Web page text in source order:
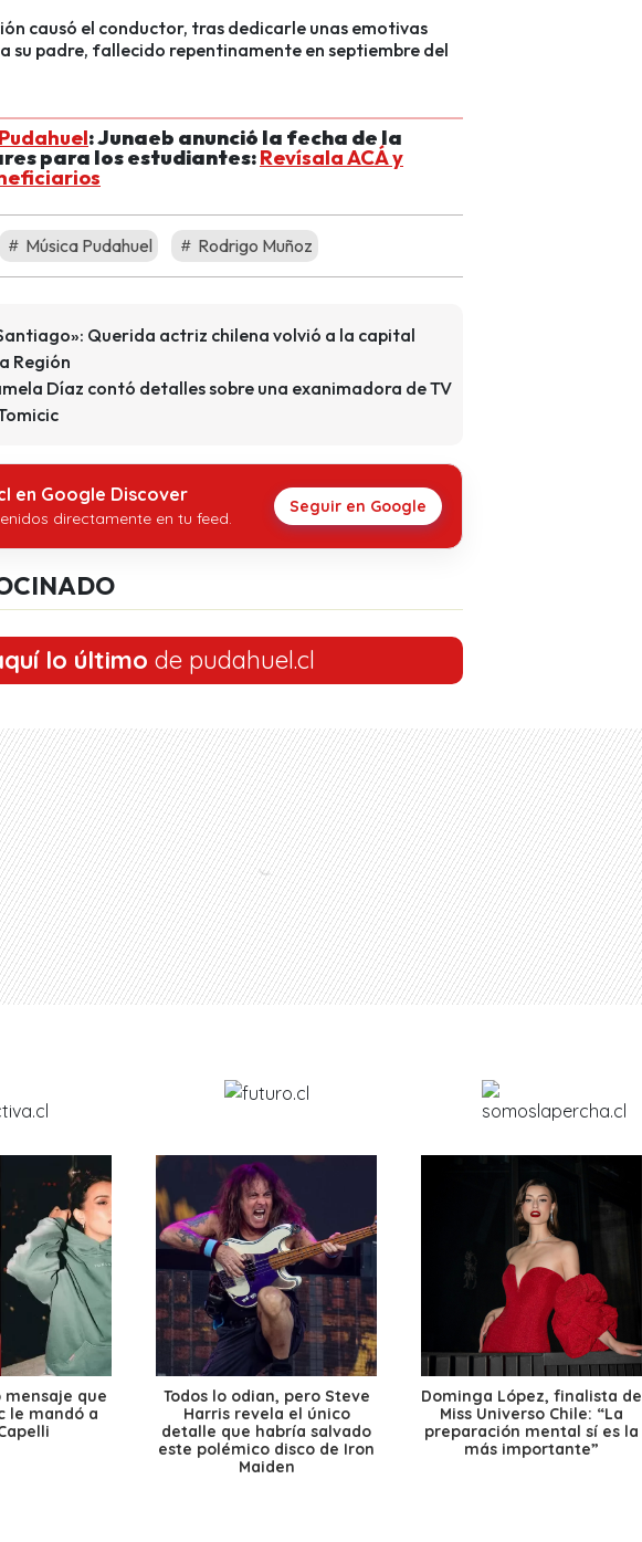
causó el conductor, tras dedicarle unas emotivas
su padre, fallecido repentinamente en septiembre del
Pudahuel: Junaeb anunció la fecha de la
para los estudiantes:Revísala ACÁ y
Música Pudahuel Rodrigo Muñoz
Querida actriz chilena volvió a la capital
Región
Díaz contó detalles sobre una exanimadora de TV
en Google Discover
directamente en tu feed.
Seguir en Google
lo último de pudahuel.cl
mensaje que
le mandó a
Todos lo odian, pero Steve
Harris revela el único
detalle que habría salvado
este polémico disco de Iron
Maiden
Dominga López, finalista de
Miss Universo Chile: “La
preparación mental sí es la
más importante”